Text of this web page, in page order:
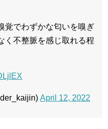
覚でわずかな匂いを嗅ぎ
く不整脈を感じ取れる程
April 12, 2022